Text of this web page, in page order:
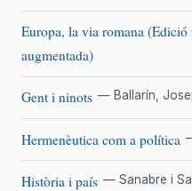
Europa, la via romana (Edició
augmentada)
Gent i ninots — Ballarín,
Hermenèutica com a política
Història i país — Sanabre i